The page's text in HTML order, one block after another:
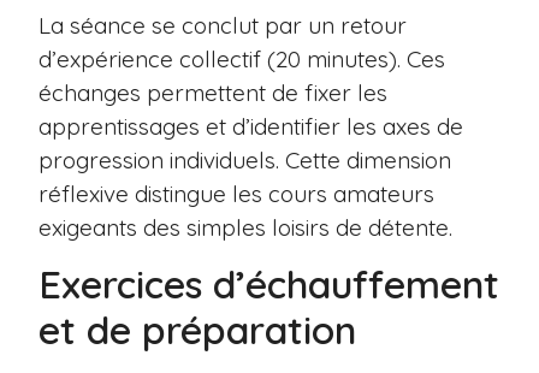
La séance se conclut par un retour
d’expérience collectif (20 minutes). Ces
échanges permettent de fixer les
apprentissages et d’identifier les axes de
progression individuels. Cette dimension
réflexive distingue les cours amateurs
exigeants des simples loisirs de détente.
Exercices d’échauffement
et de préparation